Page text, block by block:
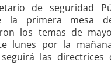
de seguridad
la primera mesa
los temas de
lunes por la
las directrices